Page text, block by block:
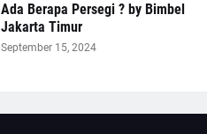
Ada Berapa Persegi ? by Bimbel
Jakarta Timur
September 15, 2024